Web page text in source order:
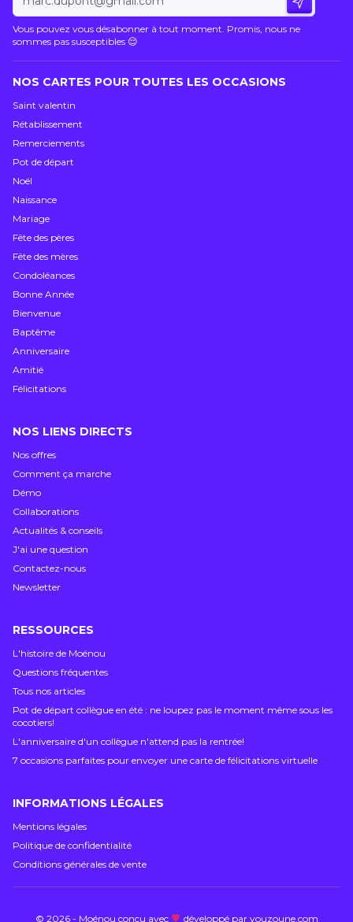
Vous pouvez vous désabonner à tout moment. Promis, nous ne
sommes pas susceptibles 😌
NOS CARTES POUR TOUTES LES OCCASIONS
Saint valentin
Rétablissement
Remerciements
Pot de départ
Noël
Naissance
Mariage
Fête des pères
Fête des mères
Condoléances
Bonne Année
Bienvenue
Baptême
Anniversaire
Amitié
Félicitations
NOS LIENS DIRECTS
Nos offres
Comment ça marche
Démo
Collaborations
Actualités & conseils
J'ai une question
Contactez-nous
Newsletter
RESSOURCES
L'histoire de Moénou
Questions fréquentes
Tous nos articles
Pot de départ collègue en été : ne loupez pas le moment même sous les
cocotiers!
L'anniversaire d'un collègue n'attend pas la rentrée!
7 occasions parfaites pour envoyer une carte de félicitations virtuelle
INFORMATIONS LÉGALES
Mentions légales
Politique de confidentialité
Conditions générales de vente
© 2026- Moénou conçu avec développé par youzoune.com